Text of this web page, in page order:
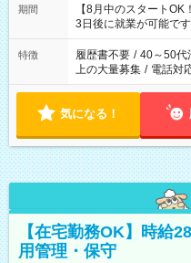
「できれば残業はし
ね。 ※Wワーク希望の方へ 今ご覧のお仕事で希望する勤務時間
と、もう1つのお仕事
合は応募できません。
期間
【8月中のスタート
3日後に就業が可能です
特徴 履歴書不要 / 40～50代
上の大量募集 / 電話対
気になる！
【在宅勤務OK】時給
用管理・保守